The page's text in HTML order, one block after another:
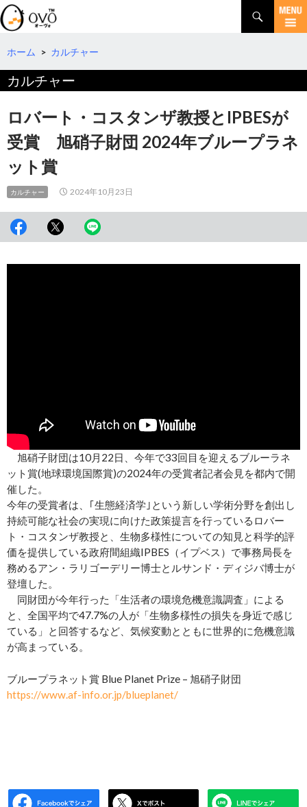
検
索
コ
テ
ツ
へ
ホーム > カルチャー
カルチャー
ロバート・コスタンザ教授とIPBESが
受賞 旭硝子財団 2024年ブループラネ
ット賞
カルチャー 2024年10月23日
旭硝子財団は10月22日、今年で33回目を迎えるブルーラネ
ット賞(地球環境国際賞)の2024年の受賞者記者会見を都内で開
催した。
今年の受賞者は、｢生態経済学｣という新しい学術分野を創出し
持続可能な社会の実現に向けた政策提言を行っているロバー
ト・コスタンザ教授と、生物多様性についての知見と科学的評
価を提供している政府間組織IPBES（イプベス）で事務局長を
務めるアン・ラリゴーデリー博士とルサンド・ディジバ博士が
登壇した。
同財団が今年行った「生活者の環境危機意識調査」による
と、全国平均で47.7%の人が「生物多様性の損失を身近で感じ
ている」と回答するなど、気候変動とともに世界的に危機意識
が高まっている。
ブループラネット賞 Blue Planet Prize – 旭硝子財団
https://www.af-info.or.jp/blueplanet/